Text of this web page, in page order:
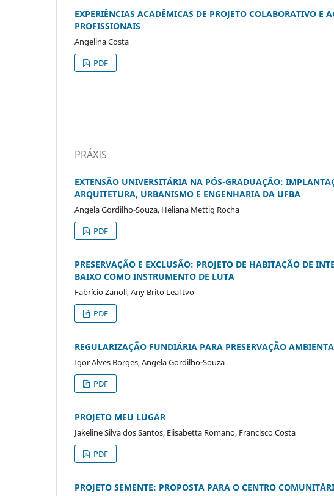
EXPERIÊNCIAS ACADÊMICAS DE PROJETO COLABORATIVO
PROFISSIONAIS
Angelina Costa
PDF
PRÁXIS
EXTENSÃO UNIVERSITÁRIA NA PÓS-GRADUAÇÃO:
ARQUITETURA, URBANISMO E ENGENHARIA DA UFBA
Angela Gordilho-Souza, Heliana Mettig Rocha
PDF
PRESERVAÇÃO E EXCLUSÃO: PROJETO DE HABITAÇÃO DE
BAIXO COMO INSTRUMENTO DE LUTA
Fabrício Zanoli, Any Brito Leal Ivo
PDF
REGULARIZAÇÃO FUNDIÁRIA PARA PRESERVAÇÃO
Igor Alves Borges, Angela Gordilho-Souza
PDF
PROJETO MEU LUGAR
Jakeline Silva dos Santos, Elisabetta Romano, Francisco Costa
PDF
PROJETO SEMENTE: PROPOSTA PARA O CENTRO